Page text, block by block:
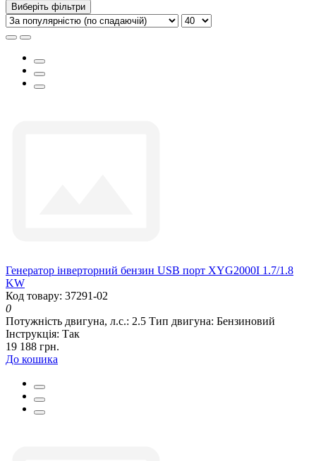
Виберіть фільтри
Генератор інверторний бензин USB порт XYG2000I 1.7/1.8
KW
Код товару: 37291-02
0
Потужність двигуна, л.с.: 2.5 Тип двигуна: Бензиновий
Інструкція: Так
19 188 грн.
До кошика